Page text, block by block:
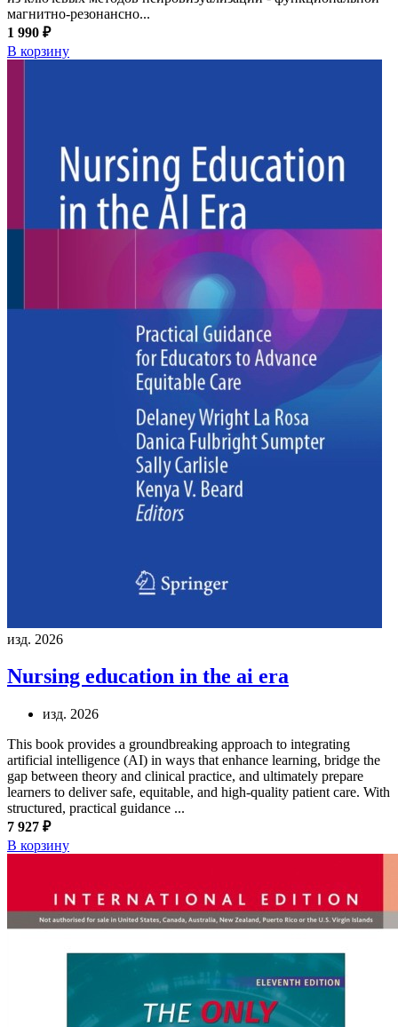
магнитно-резонансно...
1 990 ₽
В корзину
изд. 2026
Nursing education in the ai era
изд. 2026
This book provides a groundbreaking approach to integrating
artificial intelligence (AI) in ways that enhance learning, bridge the
gap between theory and clinical practice, and ultimately prepare
learners to deliver safe, equitable, and high-quality patient care. With
structured, practical guidance ...
7 927 ₽
В корзину